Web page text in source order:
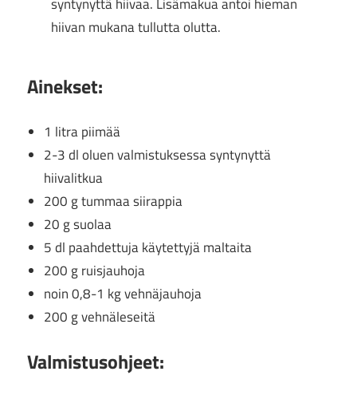
hiivan mukana tullutta olutta.
Ainekset:
1 litra piimää
2-3 dl oluen valmistuksessa syntynyttä
hiivalitkua
200 g tummaa siirappia
20 g suolaa
5 dl paahdettuja käytettyjä maltaita
200 g ruisjauhoja
noin 0,8-1 kg vehnäjauhoja
200 g vehnäleseitä
Valmistusohjeet: